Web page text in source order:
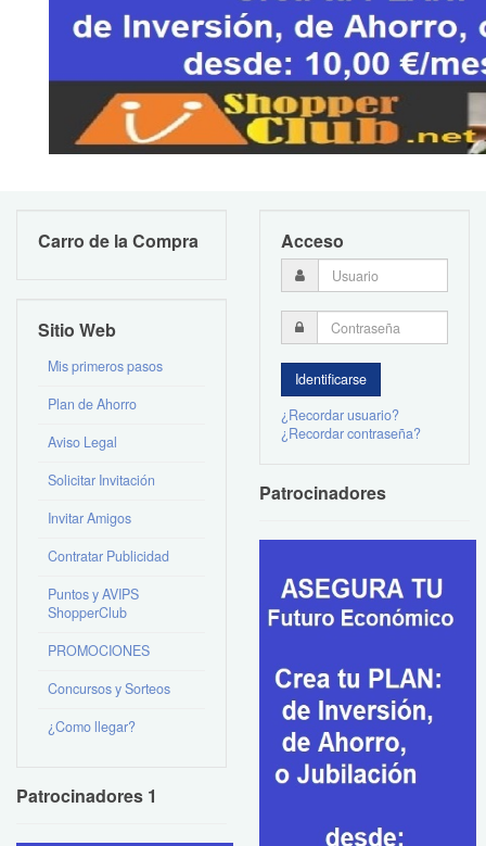
Carro de la Compra
Sitio Web
Mis primeros pasos
Plan de Ahorro
Aviso Legal
Solicitar Invitación
Invitar Amigos
Contratar Publicidad
Puntos y AVIPS
ShopperClub
PROMOCIONES
Concursos y Sorteos
¿Como llegar?
Patrocinadores 1
Acceso
¿Recordar usuario?
¿Recordar contraseña?
Patrocinadores